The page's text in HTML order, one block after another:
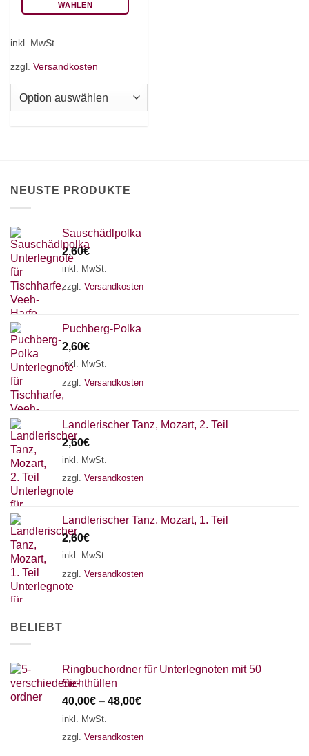
WÄHLEN
mehrere
auf.
gewählt
werden
inkl. MwSt.
zzgl. Versandkosten
NEUSTE PRODUKTE
Sauschädlpolka
2,60€
inkl. MwSt.
zzgl. Versandkosten
Puchberg-Polka
2,60€
inkl. MwSt.
zzgl. Versandkosten
Landlerischer Tanz, Mozart, 2. Teil
2,60€
inkl. MwSt.
zzgl. Versandkosten
Landlerischer Tanz, Mozart, 1. Teil
2,60€
inkl. MwSt.
zzgl. Versandkosten
BELIEBT
Ringbuchordner für Unterlegnoten mit 50
Sichthüllen
40,00€ – 48,00€
inkl. MwSt.
zzgl. Versandkosten
Chat Support
18 SAITEN